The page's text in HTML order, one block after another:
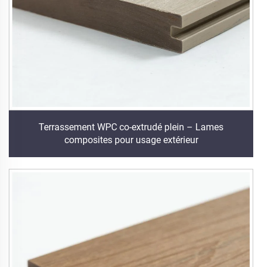
Terrassement WPC co-extrudé plein – Lames
composites pour usage extérieur